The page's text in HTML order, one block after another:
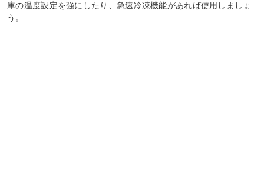
庫の温度設定を強にしたり、急速冷凍機能があれば使用しましょ
う。